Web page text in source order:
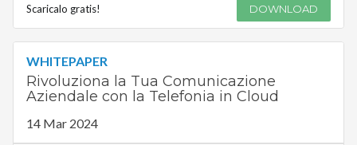
Scaricalo gratis! DOWNLOAD
WHITEPAPER
Rivoluziona la Tua Comunicazione
Aziendale con la Telefonia in Cloud
14 Mar 2024